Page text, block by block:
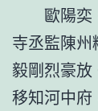
歐陽奕
寺丞監陳
毅剛烈豪放
移知河中